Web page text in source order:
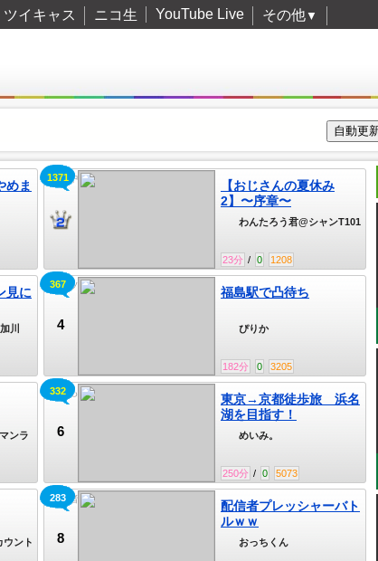
ツイキャス ニコ生 YouTube Live その他▼
めま
【おじさんの夏休み
2】〜序章〜
世界中にしゃんてぃ言わせたい
23分 / 0 1208
わんたろう君@シャンT101
1371
見に
川 4
福島駅で凸待ち
カリソマのひまつぶし
182分 0 3205
ぴりか
367
ンラ
6
東京→京都徒歩旅 浜名
湖を目指す！
今日もなんとか。
250分 / 0 5073
めいみ。
332
ント 8
配信者プレッシャーバト
ルｗｗ
配信者プレッシャーバトルｗｗ
おっちくん
283